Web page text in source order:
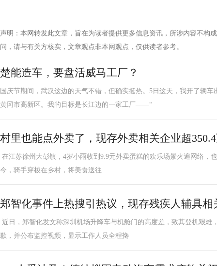
声明：本网转发此文章，旨在为读者提供更多信息资讯，所涉内容不构
问，请与有关方核实，文章观点非本网观点，仅供读者参考。
楚能造车，要盘活威马工厂？
国庆节期间，武汉这边的天气不错，但确实挺热。5日这天，我开了辆
黄冈市高新区。我的目标是长江边的一家工厂——“
村里也能点外卖了，现存外卖相关企业超
在江苏徐州大彭镇，4岁小雨收到9.9元外卖蛋糕的欢乐场景火遍网络，
今，骑手穿梭在乡村，将美食送往
郑智化事件上热搜引热议，现存残疾人辅具相
近日，郑智化发文称深圳机场升降车与机舱门的高度差，致其登机艰难
歉，并公布监控视频，显示工作人员全程搀